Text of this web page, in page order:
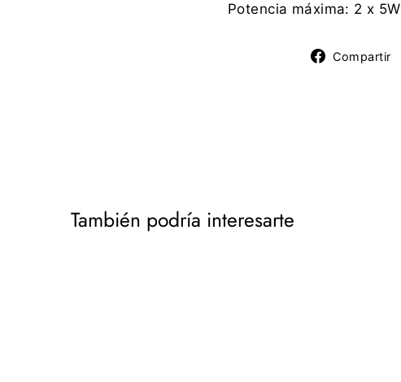
Potencia máxima: 2 x 5W
Compartir
También podría interesarte